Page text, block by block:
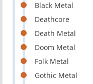
Black Metal
Deathcore
Death Metal
Doom Metal
Folk Metal
Gothic Metal